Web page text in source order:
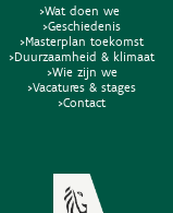
>Wat doen we
>Geschiedenis
>Masterplan toekomst
>Duurzaamheid & klimaat
>Wie zijn we
>Vacatures & stages
>Contact